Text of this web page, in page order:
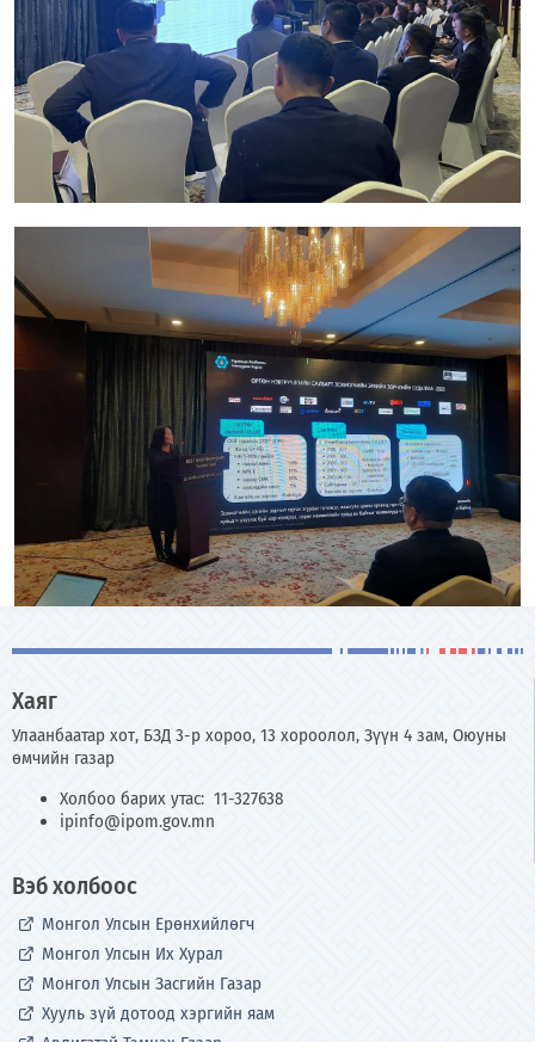
Хаяг
Улаанбаатар хот, БЗД 3-р хороо, 13 хороолол, Зүүн 4 зам, Оюуны
өмчийн газар
Холбоо барих утас: 11-327638
ipinfo@ipom.gov.mn
Вэб холбоос
Монгол Улсын Ерөнхийлөгч
Монгол Улсын Их Хурал
Монгол Улсын Засгийн Газар
Хууль зүй дотоод хэргийн яам